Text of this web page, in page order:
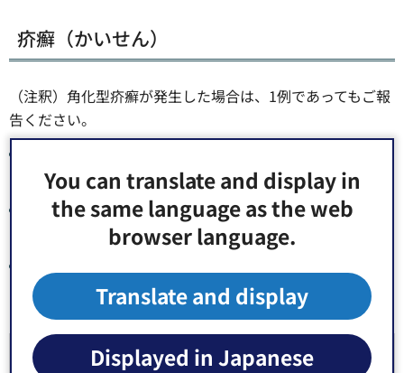
You can translate and display in
the same language as the web
browser language.
Translate and display
Displayed in Japanese
疥癬（かいせん）
（注釈）角化型疥癬が発生した場合は、1例であってもご報
告ください。
ドウで開きます）
疥癬集団発生状況調査票（PDF：70KB）（別ウィンドウ
で開きます）
1,399KB）（別ウィンドウで開きます）
お問い合わせ先